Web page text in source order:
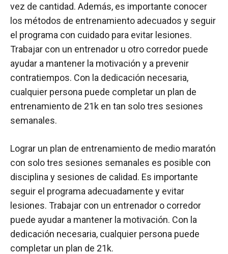
vez de cantidad. Además, es importante conocer
los métodos de entrenamiento adecuados y seguir
el programa con cuidado para evitar lesiones.
Trabajar con un entrenador u otro corredor puede
ayudar a mantener la motivación y a prevenir
contratiempos. Con la dedicación necesaria,
cualquier persona puede completar un plan de
entrenamiento de 21k en tan solo tres sesiones
semanales.
Lograr un plan de entrenamiento de medio maratón
con solo tres sesiones semanales es posible con
disciplina y sesiones de calidad. Es importante
seguir el programa adecuadamente y evitar
lesiones. Trabajar con un entrenador o corredor
puede ayudar a mantener la motivación. Con la
dedicación necesaria, cualquier persona puede
completar un plan de 21k.